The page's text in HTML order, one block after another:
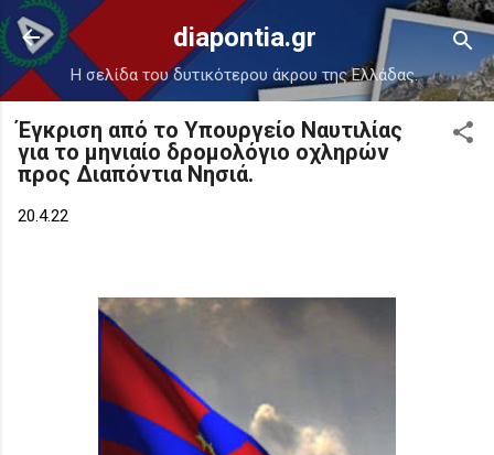
Μετάβαση στο κύριο περιεχόμενο
diapontia.gr
Η σελίδα του δυτικότερου άκρου της Ελλάδας.
Έγκριση από το Υπουργείο Ναυτιλίας
για το μηνιαίο δρομολόγιο οχληρών
προς Διαπόντια Νησιά.
20.4.22